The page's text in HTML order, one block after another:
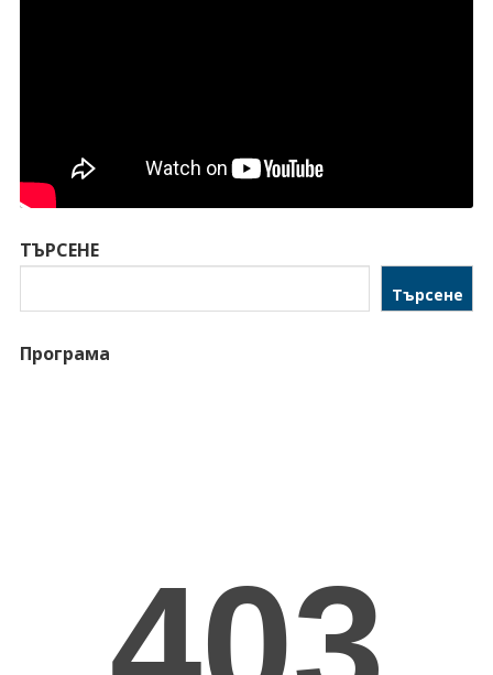
ТЪРСЕНЕ
Търсене
Програма